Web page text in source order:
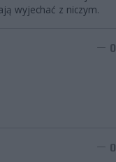
wyjechać z niczym.
0
0